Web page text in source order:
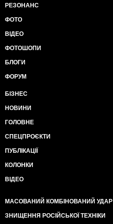
РЕЗОНАНС
ФОТО
ВІДЕО
ФОТОШОПИ
БЛОГИ
ФОРУМ
БІЗНЕС
НОВИНИ
ГОЛОВНЕ
СПЕЦПРОЄКТИ
ПУБЛІКАЦІЇ
КОЛОНКИ
ВІДЕО
МАСОВАНИЙ КОМБІНОВАНИЙ УДАР
ЗНИЩЕННЯ РОСІЙСЬКОЇ ТЕХНІКИ